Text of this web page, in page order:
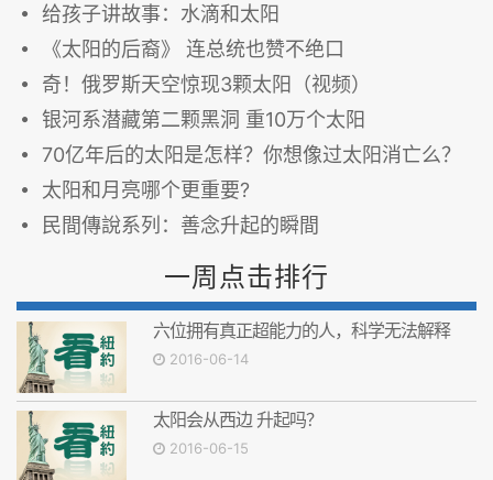
给孩子讲故事：水滴和太阳
《太阳的后裔》 连总统也赞不绝口
奇！俄罗斯天空惊现3颗太阳（视频）
银河系潜藏第二颗黑洞 重10万个太阳
70亿年后的太阳是怎样？你想像过太阳消亡么？
太阳和月亮哪个更重要?
民間傳說系列：善念升起的瞬間
一周点击排行
六位拥有真正超能力的人，科学无法解释
2016-06-14
太阳会从西边 升起吗？
2016-06-15